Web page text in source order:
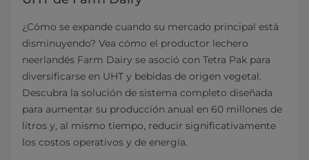
¿Cómo se expande cuando su mercado principal está
disminuyendo? Vea cómo el productor lechero
neerlandés Farm Dairy se asoció con Tetra Pak para
diversificarse en UHT y bebidas de origen vegetal.
Descubra la solución de sistema completo diseñada
para aumentar su producción anual en 60 millones de
litros y, al mismo tiempo, reducir significativamente
los costos operativos y de energía.